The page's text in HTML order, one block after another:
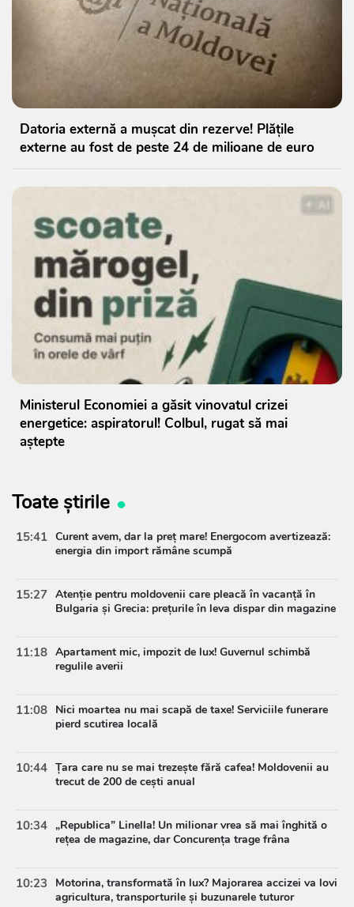
Datoria externă a mușcat din rezerve! Plățile
externe au fost de peste 24 de milioane de euro
Ministerul Economiei a găsit vinovatul crizei
energetice: aspiratorul! Colbul, rugat să mai
aștepte
Toate știrile
15:41 Curent avem, dar la preț mare! Energocom avertizează:
energia din import rămâne scumpă
15:27 Atenție pentru moldovenii care pleacă în vacanță în
Bulgaria și Grecia: prețurile în leva dispar din magazine
11:18 Apartament mic, impozit de lux! Guvernul schimbă
regulile averii
11:08 Nici moartea nu mai scapă de taxe! Serviciile funerare
pierd scutirea locală
10:44 Țara care nu se mai trezește fără cafea! Moldovenii au
trecut de 200 de cești anual
10:34 „Republica” Linella! Un milionar vrea să mai înghită o
rețea de magazine, dar Concurența trage frâna
10:23
Motorina, transformată în lux? Majorarea accizei va lovi
agricultura, transporturile și buzunarele tuturor